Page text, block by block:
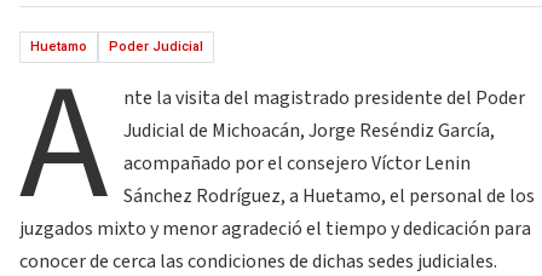
Huetamo Poder Judicial
A
nte la visita del magistrado presidente del Poder
Judicial de Michoacán, Jorge Reséndiz García,
acompañado por el consejero Víctor Lenin
Sánchez Rodríguez, a Huetamo, el personal de los
juzgados mixto y menor agradeció el tiempo y dedicación para
conocer de cerca las condiciones de dichas sedes judiciales.